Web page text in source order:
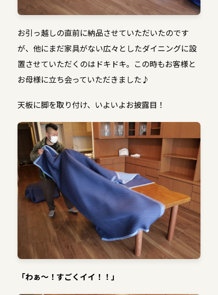
お引っ越しの直前に納品させていただいたのです
が、他にまだ家具がない広々としたダイニングに設
置させていただくのはドキドキ。この時もお客様と
お母様に立ち会っていただきました♪
天板に脚を取り付け、いよいよお披露目！
「わぁ〜！すごくイイ！！」